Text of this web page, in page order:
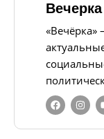
Вечерка
«Вечёрка»